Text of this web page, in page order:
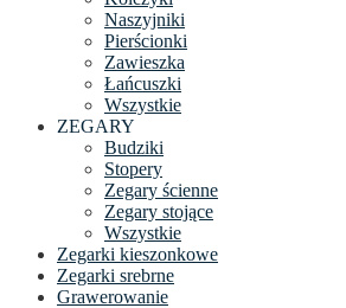
Naszyjniki
Pierścionki
Zawieszka
Łańcuszki
Wszystkie
ZEGARY
Budziki
Stopery
Zegary ścienne
Zegary stojące
Wszystkie
Zegarki kieszonkowe
Zegarki srebrne
Grawerowanie